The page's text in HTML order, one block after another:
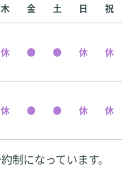
木 金 土 日 祝
制になっています。